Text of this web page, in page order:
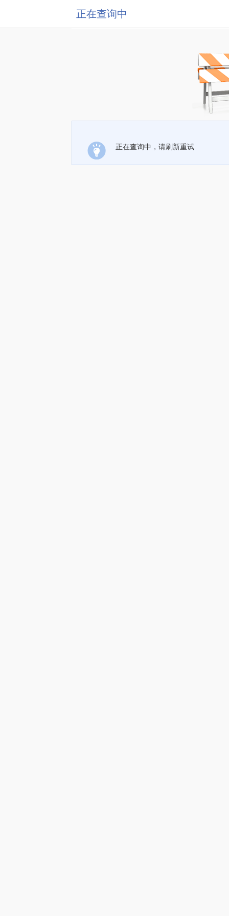
正在查询中
正在查询中，请刷新重试